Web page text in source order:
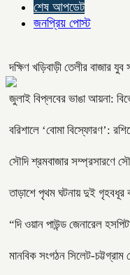
শেষ আপডেট
জনপ্রিয় পোস্ট
দক্ষিণ খড়িবাড়ী তেলীর বাজার
জুলাই বিপ্লবের ভাঙা আয়না:
বরিশালে ‘বোমা বিস্ফোরণ’:
সৌদি শ্রমবাজার সম্প্রসারণে
তাড়াশে পৃথম ঘটনায় দুই
“দি ওয়ান পাউন্ড জেনারেল
মানবিক সংগঠন সিলেট-চট্টগ্রাম